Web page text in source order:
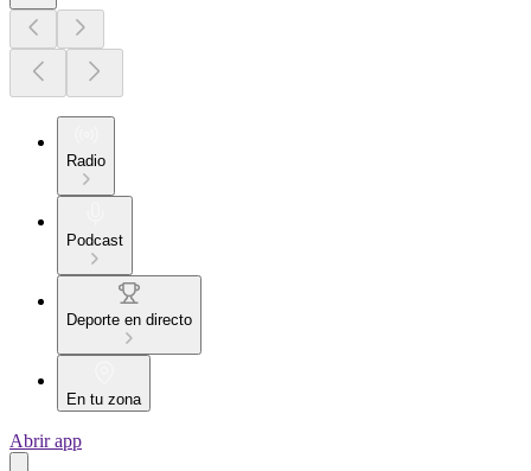
Radio
Podcast
Deporte en directo
En tu zona
Abrir app